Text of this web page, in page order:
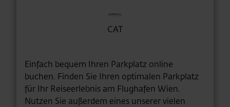
CAT
Einfach bequem Ihren Parkplatz online
buchen. Finden Sie Ihren optimalen Parkplatz
für Ihr Reiseerlebnis am Flughafen Wien.
Nutzen Sie außerdem eines unserer vielen